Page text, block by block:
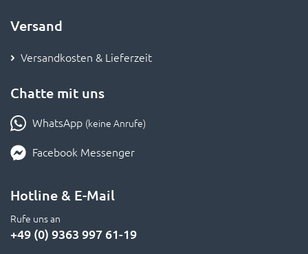
Versand
Versandkosten & Lieferzeit
Chatte mit uns
WhatsApp (keine Anrufe)
Facebook Messenger
Hotline & E-Mail
Rufe uns an
+49 (0) 9363 997 61-19